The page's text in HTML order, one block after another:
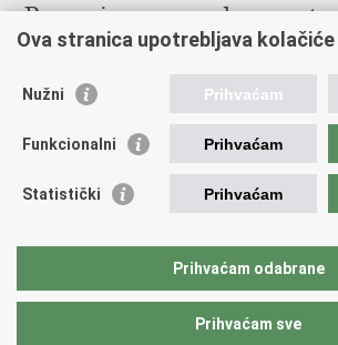
Poveznice pravosudnog
Državno odvjetništvo
Ured za suzbijanje korupcije i organiziranog
Državnoodvjetničko vijeće
Hrvatska odvjetnička komora
Europski pravosudni portal
Ova stranica upotrebljava kolačiće
Nužni Prihvaćam
Funkcionalni Prihvaćam
Statistički Prihvaćam
Prihvaćam odabrane
Prihvaćam sve